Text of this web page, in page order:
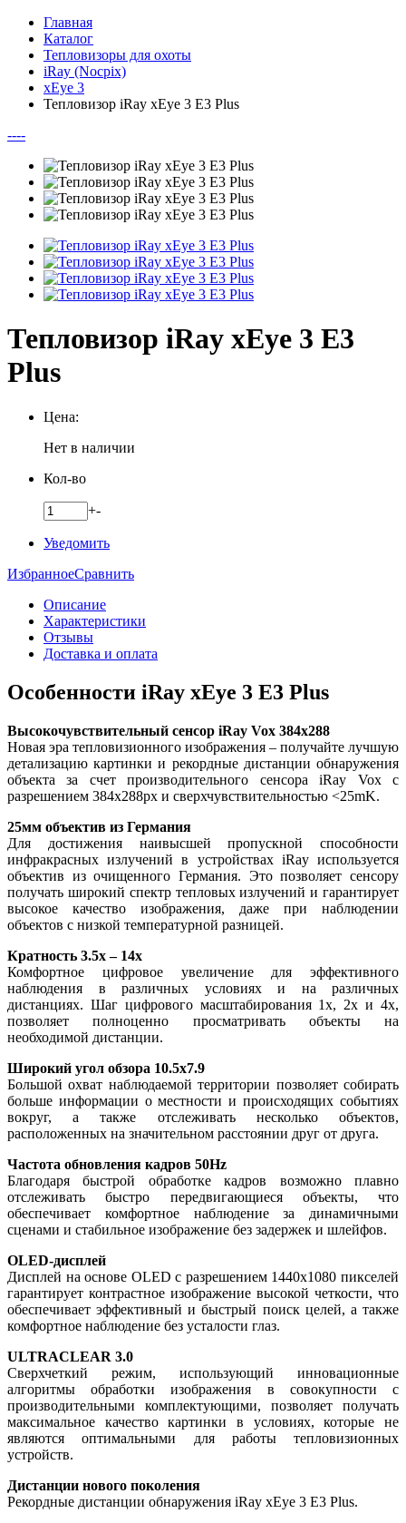
Главная
Каталог
Тепловизоры для охоты
iRay (Nocpix)
xEye 3
Тепловизор iRay xEye 3 E3 Plus
----
Тепловизор iRay xEye 3 E3
Plus
Цена:
Нет в наличии
Кол-во
+-
Уведомить
ИзбранноеСравнить
Описание
Характеристики
Отзывы
Доставка и оплата
Особенности iRay xEye 3 E3 Plus
Высокочувствительный сенсор iRay Vox 384x288
Новая эра тепловизионного изображения – получайте лучшую
детализацию картинки и рекордные дистанции обнаружения
объекта за счет производительного сенсора iRay Vox с
разрешением 384x288px и сверхчувствительностью <25mK.
25мм объектив из Германия
Для достижения наивысшей пропускной способности
инфракрасных излучений в устройствах iRay используется
объектив из очищенного Германия. Это позволяет сенсору
получать широкий спектр тепловых излучений и гарантирует
высокое качество изображения, даже при наблюдении
объектов с низкой температурной разницей.
Кратность 3.5x – 14x
Комфортное цифровое увеличение для эффективного
наблюдения в различных условиях и на различных
дистанциях. Шаг цифрового масштабирования 1x, 2x и 4x,
позволяет полноценно просматривать объекты на
необходимой дистанции.
Широкий угол обзора 10.5x7.9
Большой охват наблюдаемой территории позволяет собирать
больше информации о местности и происходящих событиях
вокруг, а также отслеживать несколько объектов,
расположенных на значительном расстоянии друг от друга.
Частота обновления кадров 50Hz
Благодаря быстрой обработке кадров возможно плавно
отслеживать быстро передвигающиеся объекты, что
обеспечивает комфортное наблюдение за динамичными
сценами и стабильное изображение без задержек и шлейфов.
OLED-дисплей
Дисплей на основе OLED с разрешением 1440x1080 пикселей
гарантирует контрастное изображение высокой четкости, что
обеспечивает эффективный и быстрый поиск целей, а также
комфортное наблюдение без усталости глаз.
ULTRACLEAR 3.0
Сверхчеткий режим, использующий инновационные
алгоритмы обработки изображения в совокупности с
производительными комплектующими, позволяет получать
максимальное качество картинки в условиях, которые не
являются оптимальными для работы тепловизионных
устройств.
Дистанции нового поколения
Рекордные дистанции обнаружения iRay xEye 3 E3 Plus.